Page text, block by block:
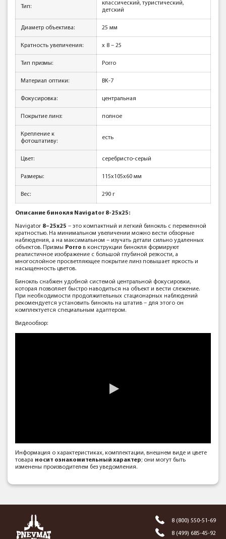
Тип:
классический, туристический,
детский
Диаметр объектива: 25 мм
Кратность увеличения: x 8 – 25
Тип призмы: Porro
Материал оптики: BK-7
Фокусировка: центральная
Покрытие линз: полное
Крепление к
фотоштативу:
есть
Цвет: серебристо-серый
Размеры: 115x105x60 мм
Вес: 290 г
Описание бинокля Navigator 8-25x25:
Navigator 8–25х25 – это компактный и легкий бинокль с переменной
кратностью. На минимальном увеличении можно вести обзорные
наблюдения, а на максимальном – изучать детали сильно удаленных
объектов. Призмы Porro в конструкции бинокля формируют
реалистичное изображение с большой глубиной резкости, а
многослойное просветляющее покрытие линз повышает яркость и
насыщенность цветов.
Бинокль снабжен удобной системой центральной фокусировки,
которая позволяет быстро наводиться на объект и вести слежение.
При необходимости продолжительных стационарных наблюдений
рекомендуется установить бинокль на штатив – для этого он
комплектуется специальным адаптером.
Видеообзор:
Информация о характеристиках, комплектации, внешнем виде и цвете
товара носит ознакомительный характер; они могут быть
изменены производителем без уведомления.
8 (800) 550-51-69
8 (499) 685-45-92